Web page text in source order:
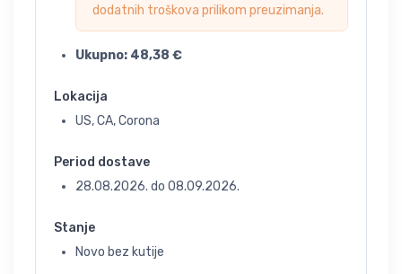
dodatnih troškova prilikom preuzimanja.
Ukupno: 48,38 €
Lokacija
US, CA, Corona
Period dostave
28.08.2026. do 08.09.2026.
Stanje
Novo bez kutije